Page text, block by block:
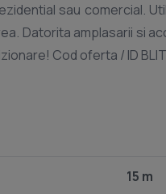
sau comercial.
Datorita amplasarii si
15 m